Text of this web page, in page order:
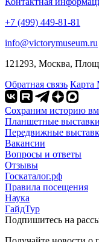
+7 (499) 449-81-81
info@victorymuseum.ru
121293, Москва,
Обратная связь Карта
Сохраним историю
Планшетные выставки
Передвижные
Вакансии
Вопросы и ответы
Отзывы
Госкаталог.рф
Правила посещения
Наука
ГайдТур
Подпишитесь на